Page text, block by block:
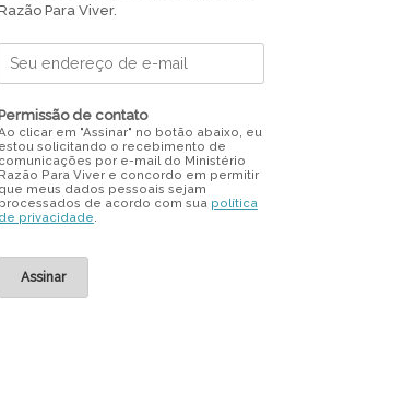
Para Viver.
Permissão de contato
clicar em "Assinar" no botão abaixo, eu
estou solicitando o recebimento de
comunicações por e-mail do Ministério
Razão Para Viver e concordo em permitir
que meus dados pessoais sejam
processados de acordo com sua política
de privacidade.